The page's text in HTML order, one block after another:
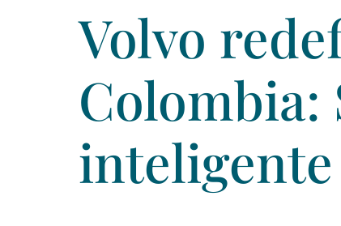
Volvo
Colombia: